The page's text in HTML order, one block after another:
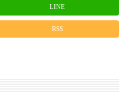
LINE
RSS